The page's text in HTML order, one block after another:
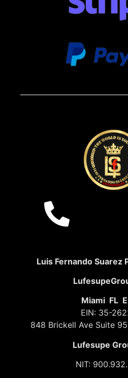
Luis Fernando Suarez
Miami FL
EIN: 35-
848 Brickell Ave Suite
Lufesupe
NIT: